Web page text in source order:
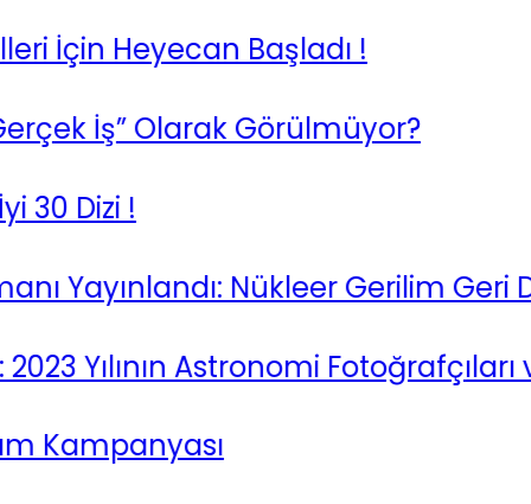
Heyecan Başladı !
İş” Olarak Görülmüyor?
Dizi !
Nükleer Gerilim Geri
Yılının Astronomi Fotoğrafçıları ve